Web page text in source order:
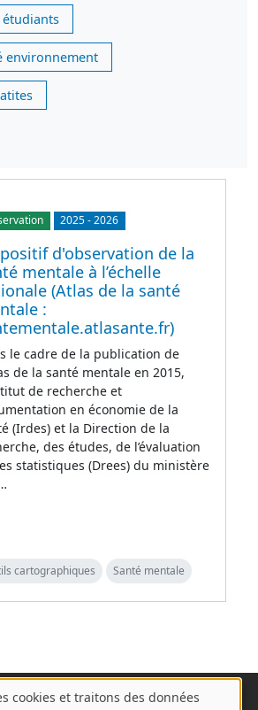
étudiants
environnement
2025-2026
d'observation de la
mentale à l’échelle
(Atlas de la santé
:
le cadre de la publication de
de la santé mentale en 2015,
de recherche et
en économie de la
(Irdes) et la Direction de la
des études, de l’évaluation
statistiques (Drees) du ministère
cartographiques Santé mentale
cookies et traitons des données